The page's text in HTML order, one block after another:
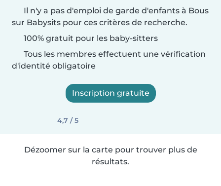
Il n'y a pas d'emploi de garde d'enfants à Bous
sur Babysits pour ces critères de recherche.
100% gratuit pour les baby-sitters
Tous les membres effectuent une vérification
d'identité obligatoire
Inscription gratuite
4,7 / 5
Dézoomer sur la carte pour trouver plus de
résultats.